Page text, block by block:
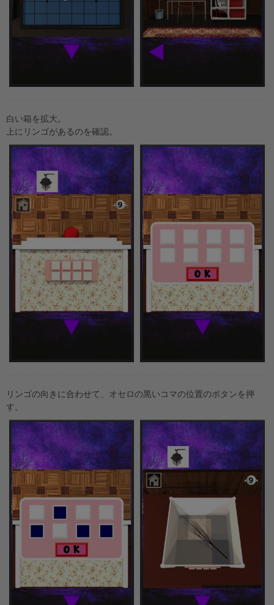
白い箱を拡大。
上にリンゴがあるのを確認。
リンゴの向きに合わせて、オセロの黒いコマの位置のボタンを押
す。